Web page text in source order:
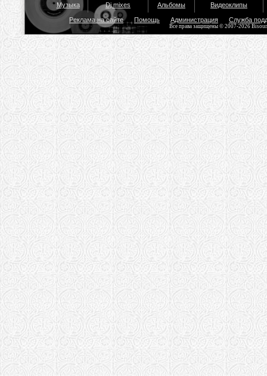
Музыка Dj mixes Альбомы Видеоклипы
Реклама на сайте Помощь Администрация Служба
Все права защищены © 2007-2026